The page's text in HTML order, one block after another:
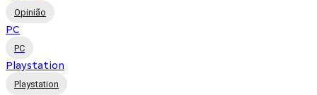
Opinião
PC
PC
Playstation
Playstation